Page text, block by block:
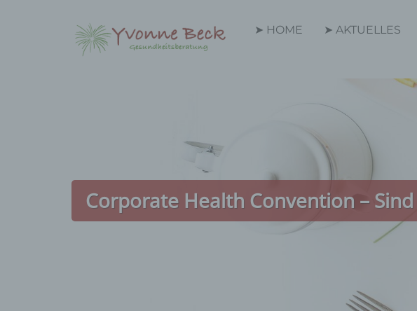
➤ HOME ➤ AKTUELLES
Corporate Health Convention –